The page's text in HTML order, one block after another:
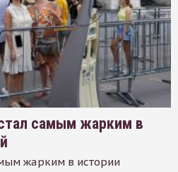
самым жарким в
жарким в истории